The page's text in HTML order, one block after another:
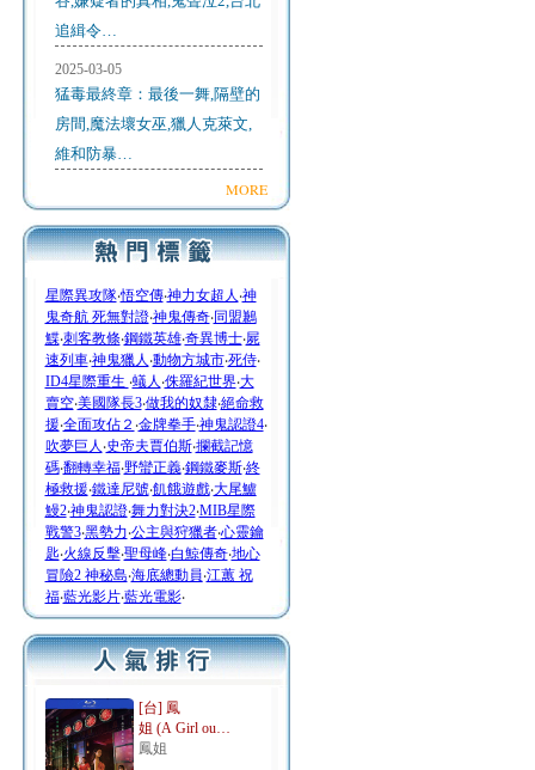
追緝令…
2025-03-05
猛毒最終章：最後一舞,隔壁的
房間,魔法壞女巫,獵人克萊文,
維和防暴…
MORE
星際異攻隊‧悟空傳‧神力女超人 ‧神
鬼奇航 死無對證‧神鬼傳奇‧同盟鶼
鰈‧刺客教條‧鋼鐵英雄‧奇異博士‧屍
速列車‧神鬼獵人 ‧動物方城市‧死侍‧
ID4星際重生 ‧蟻人 ‧侏羅紀世界‧大
賣空‧美國隊長3‧做我的奴隸‧絕命救
援‧全面攻佔２ ‧金牌拳手‧神鬼認證4‧
吹夢巨人 ‧史帝夫賈伯斯‧攔截記憶
碼‧翻轉幸福‧野蠻正義‧鋼鐵麥斯‧終
極救援‧鐵達尼號‧飢餓遊戲‧大尾鱸
鰻2‧神鬼認證‧舞力對決2‧MIB星際
戰警3‧黑勢力‧公主與狩獵者‧心靈鑰
匙‧火線反擊‧聖母峰‧白鯨傳奇‧地心
冒險2 神秘島‧海底總動員‧江蕙 祝
福‧藍光影片‧藍光電影‧
[台] 鳳
姐 (A Girl ou…
鳳姐